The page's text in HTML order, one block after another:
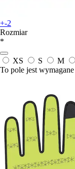
+-2
Rozmiar
*
XS S M
To pole jest wymagane